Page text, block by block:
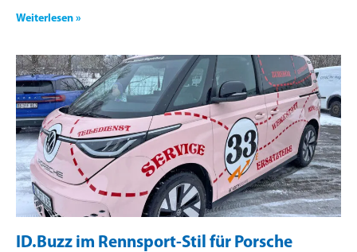
Weiterlesen »
ID.Buzz im Rennsport-Stil für Porsche